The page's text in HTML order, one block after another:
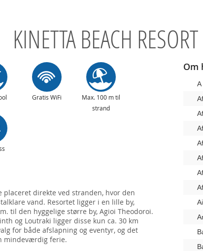
KINETTA BEACH
Gratis WiFi
Max. 100 m til
strand
placeret direkte ved stranden, hvor den
vand. Resortet ligger i en lille by,
til den hyggelige større by, Agioi Theodoroi.
og Loutraki ligger disse kun ca. 30 km
for både afslapning og eventyr, og det
mindeværdig ferie.
Om
A